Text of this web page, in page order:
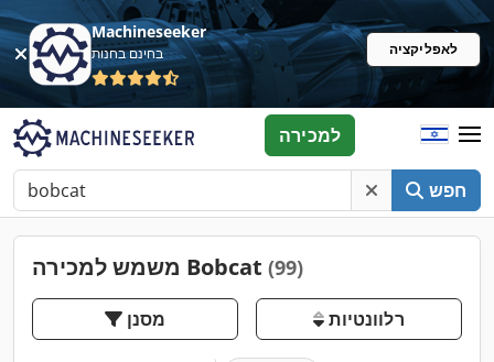
Machineseeker
בחינם בחנות לאפליקציה
חפש
למכירה
משמש למכירה Bobcat (99)
מסנן רלוונטיות